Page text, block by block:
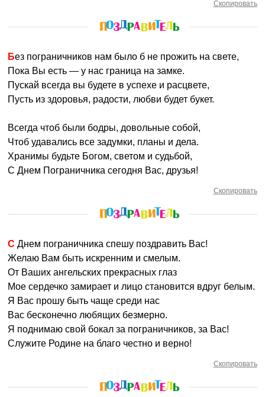
Скопировать
Без пограничников нам было б не прожить на свете,
Пока Вы есть — у нас граница на замке.
Пускай всегда вы будете в успехе и расцвете,
Пусть из здоровья, радости, любви будет букет.
Всегда чтоб были бодры, довольные собой,
Чтоб удавались все задумки, планы и дела.
Хранимы будьте Богом, светом и судьбой,
С Днем Пограничника сегодня Вас, друзья!
Скопировать
С Днем пограничника спешу поздравить Вас!
Желаю Вам быть искренним и смелым.
От Ваших ангельских прекрасных глаз
Мое сердечко замирает и лицо становится вдруг белым.
Я Вас прошу быть чаще среди нас
Вас бесконечно любящих безмерно.
Я поднимаю свой бокал за пограничников, за Вас!
Служите Родине на благо честно и верно!
Скопировать